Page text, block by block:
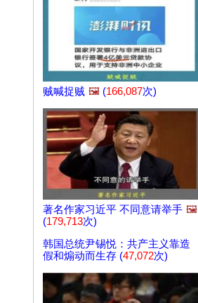
贼喊捉贼 🖼️ (166,087次)
著名作家习近平 不同意请举手 🖼️
(179,713次)
韩国总统尹锡悦：共产主义靠造
假和煽动而生存 (47,072次)